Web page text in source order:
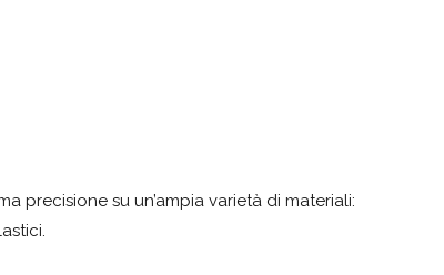
precisione su un’ampia varietà di materiali: